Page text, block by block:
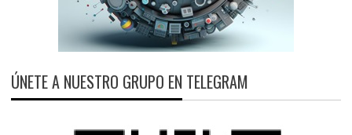
ÚNETE A NUESTRO GRUPO EN TELEGRAM